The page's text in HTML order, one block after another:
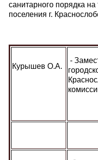
санитарного порядка
поселения г.
Курышев О.А.
-